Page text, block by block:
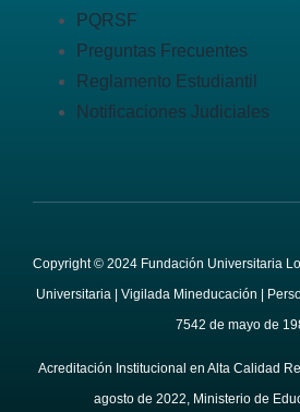
PQRSF
Preguntas Frecuentes
Reglamento Estudiantil
Notificaciones Judiciales
Copyright © 2024 Fundación Universitaria
Universitaria | Vigilada Mineducación |
7542 de mayo de
Acreditación Institucional en Alta Calidad
agosto de 2022, Ministerio de